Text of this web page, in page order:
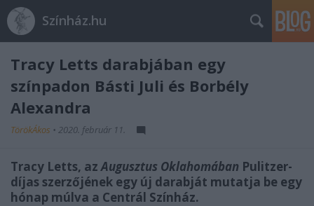
Színház.hu
Tracy Letts darabjában egy
színpadon Básti Juli és Borbély
Alexandra
TörökÁkos • 2020. február 11.
Tracy Letts, azAugusztus Oklahomában Pulitzer-
díjasszerzőjének egy új darabját mutatja be egy
hónap múlva a Centrál Színház.